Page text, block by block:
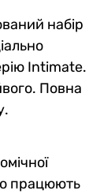
набір
Intimate.
Повна
працюють